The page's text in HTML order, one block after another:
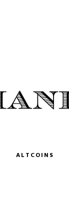
ALTCOINS